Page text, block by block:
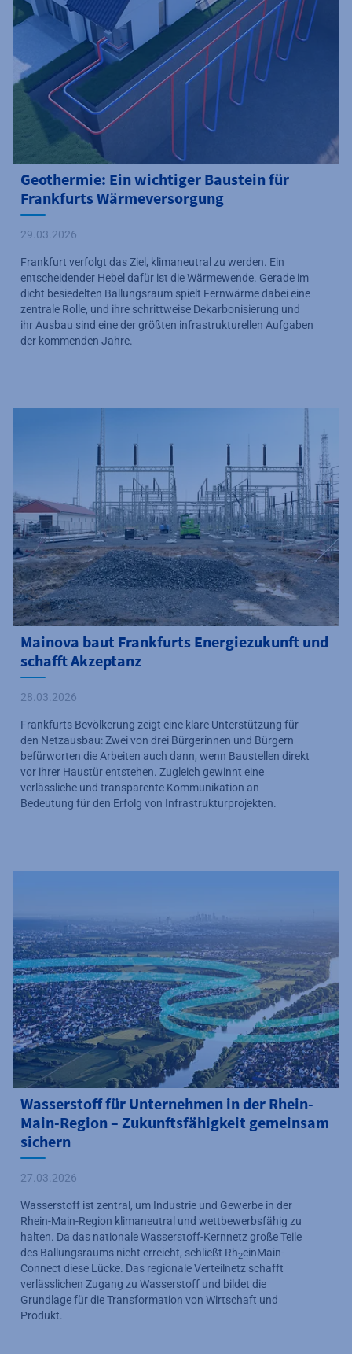
Geothermie: Ein wichtiger Baustein für
Frankfurts Wärmeversorgung
29.03.2026
Frankfurt verfolgt das Ziel, klimaneutral zu werden. Ein
entscheidender Hebel dafür ist die Wärmewende. Gerade im
dicht besiedelten Ballungsraum spielt Fernwärme dabei eine
zentrale Rolle, und ihre schrittweise Dekarbonisierung und
ihr Ausbau sind eine der größten infrastrukturellen Aufgaben
der kommenden Jahre.
Mainova baut Frankfurts Energiezukunft und
schafft Akzeptanz
28.03.2026
Frankfurts Bevölkerung zeigt eine klare Unterstützung für
den Netzausbau: Zwei von drei Bürgerinnen und Bürgern
befürworten die Arbeiten auch dann, wenn Baustellen direkt
vor ihrer Haustür entstehen. Zugleich gewinnt eine
verlässliche und transparente Kommunikation an
Bedeutung für den Erfolg von Infrastrukturprojekten.
Wasserstoff für Unternehmen in der Rhein-
Main-Region – Zukunftsfähigkeit gemeinsam
sichern
27.03.2026
Wasserstoff ist zentral, um Industrie und Gewerbe in der
Rhein-Main-Region klimaneutral und wettbewerbsfähig zu
halten. Da das nationale Wasserstoff-Kernnetz große Teile
des Ballungsraums nicht erreicht, schließt Rh2einMain-
Connect diese Lücke. Das regionale Verteilnetz schafft
verlässlichen Zugang zu Wasserstoff und bildet die
Grundlage für die Transformation von Wirtschaft und
Produkt.